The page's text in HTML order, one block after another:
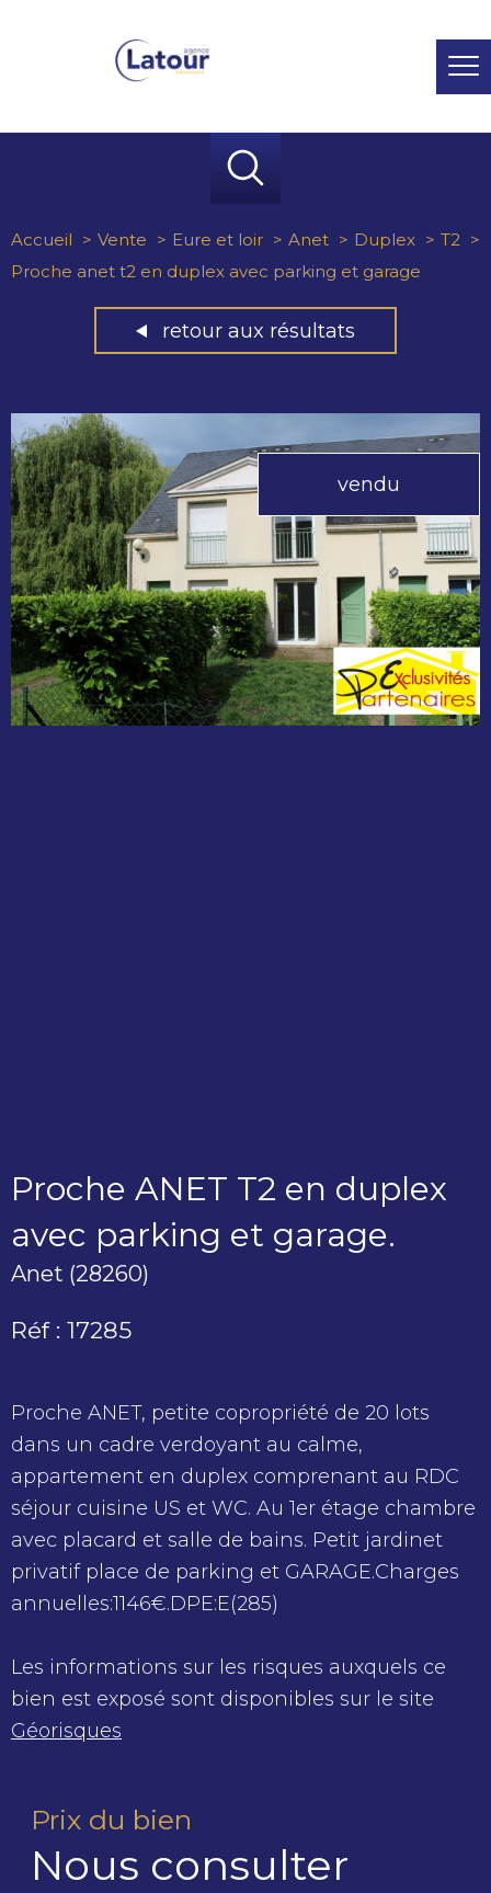
Accueil Vente Eure et loir Anet Duplex
T2
Proche anet t2 en duplex avec parking et garage
retour aux résultats
vendu
Proche ANET T2 en duplex
avec parking et garage.
Anet (28260)
Réf : 17285
Proche ANET, petite copropriété de 20 lots
dans un cadre verdoyant au calme,
appartement en duplex comprenant au RDC
séjour cuisine US et WC. Au 1er étage chambre
avec placard et salle de bains. Petit jardinet
privatif place de parking et GARAGE.Charges
annuelles:1146€.DPE:E(285)
Les informations sur les risques auxquels ce
bien est exposé sont disponibles sur le site
Géorisques
Prix du bien
Nous consulter